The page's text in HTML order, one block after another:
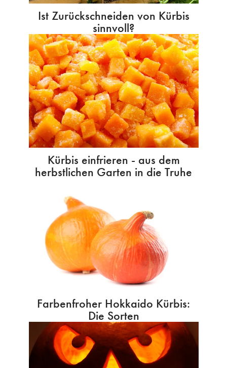
Ist Zurückschneiden von Kürbis
sinnvoll?
Kürbis einfrieren - aus dem
herbstlichen Garten in die Truhe
Farbenfroher Hokkaido Kürbis:
Die Sorten